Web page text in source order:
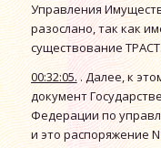
Управления
разослано, так как
существование
00:32:05.. Далее, к
документ
Федерации по
и это распоряжение